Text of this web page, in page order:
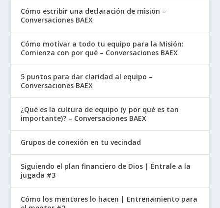
gobiernos humanos son a menudo la fuente de
oposición contra los cristianos. Este fue el caso
del imperio romano en la época de Pedro. Sin
embargo, Pedro espera que nos “sometamos a
toda autoridad humana” (13), desde el jefe de
estado hacia abajo. No hacemos esto porque
confiamos en que cualquier gobierno sea justo.
Lo hacemos “por amor al Señor” (13). Dios le dio
al gobierno su autoridad para restringir el mal y
fomentar el bien (14). No siempre tiene éxito,
pero debido a que finalmente confiamos en el
gobierno de Dios como Rey, podemos respetar
al rey terrenal (17).
¡Este mandato es sorprendente! Siendo
extranjeros y exiliados en este mundo, podrías
Cómo escribir una declaración de misión –
Conversaciones BAEX
Cómo motivar a todo tu equipo para la Misión:
Comienza con por qué – Conversaciones BAEX
5 puntos para dar claridad al equipo –
Conversaciones BAEX
¿Qué es la cultura de equipo (y por qué es tan
importante)? – Conversaciones BAEX
Grupos de conexión en tu vecindad
Siguiendo el plan financiero de Dios | Éntrale a la
jugada #3
Cómo los mentores lo hacen | Entrenamiento para